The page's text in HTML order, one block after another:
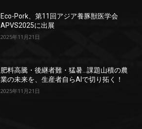
Eco-Pork、第11回アジア養豚獣医学会
APVS2025に出展
2025年11月21日
肥料高騰・後継者難・猛暑…課題山積の農
業の未来を、生産者自らAIで切り拓く！
2025年11月21日